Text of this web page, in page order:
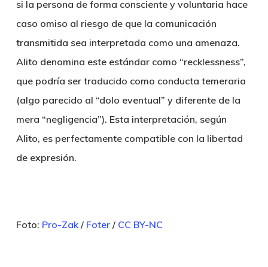
si la persona de forma consciente y voluntaria hace
caso omiso al riesgo de que la comunicación
transmitida sea interpretada como una amenaza.
Alito denomina este estándar como “recklessness”,
que podría ser traducido como conducta temeraria
(algo parecido al “dolo eventual” y diferente de la
mera “negligencia”). Esta interpretación, según
Alito, es perfectamente compatible con la libertad
de expresión.
Foto: Pro-Zak/ Foter/ CC BY-NC